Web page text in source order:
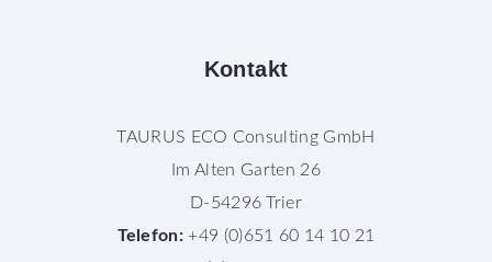
Kontakt
TAURUS ECO Consulting GmbH
Im Alten Garten 26
D-54296 Trier
Telefon: +49 (0)651 60 14 10 21